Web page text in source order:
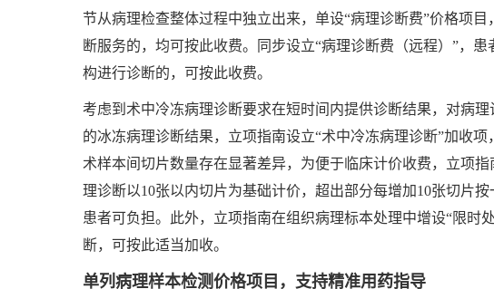
节从病理检查整体过程中独立出来，单设“病理诊断费”价格项
断服务的，均可按此收费。同步设立“病理诊断费（远程）”，
构进行诊断的，可按此收费。
考虑到术中冷冻病理诊断要求在短时间内提供诊断结果，对病
的冰冻病理诊断结果，立项指南设立“术中冷冻病理诊断”加收
术样本间切片数量存在显著差异，为便于临床计价收费，立项
理诊断以10张以内切片为基础计价，超出部分每增加10张切片
患者可负担。此外，立项指南在组织病理标本处理中增设“限时
断，可按此适当加收。
单列病理样本检测价格项目，支持精准用药指导